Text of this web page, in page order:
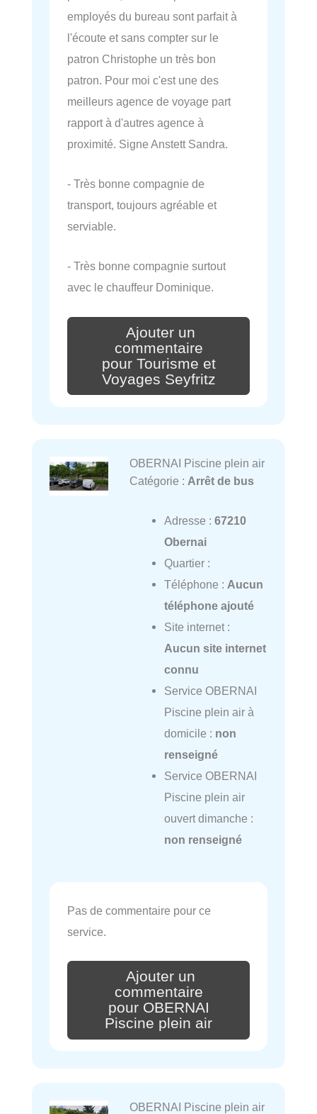
employés du bureau sont parfait à
l'écoute et sans compter sur le
patron Christophe un très bon
patron. Pour moi c'est une des
meilleurs agence de voyage part
rapport à d'autres agence à
proximité. Signe Anstett Sandra.
- Très bonne compagnie de
transport, toujours agréable et
serviable.
- Très bonne compagnie surtout
avec le chauffeur Dominique.
Ajouter un
commentaire
pour Tourisme et
Voyages Seyfritz
OBERNAI Piscine plein air
Catégorie : Arrêt de bus
Adresse : 67210
Obernai
Quartier :
Téléphone : Aucun
téléphone ajouté
Site internet :
Aucun site internet
connu
Service OBERNAI
Piscine plein air à
domicile : non
renseigné
Service OBERNAI
Piscine plein air
ouvert dimanche :
non renseigné
Pas de commentaire pour ce
service.
Ajouter un
commentaire
pour OBERNAI
Piscine plein air
OBERNAI Piscine plein air